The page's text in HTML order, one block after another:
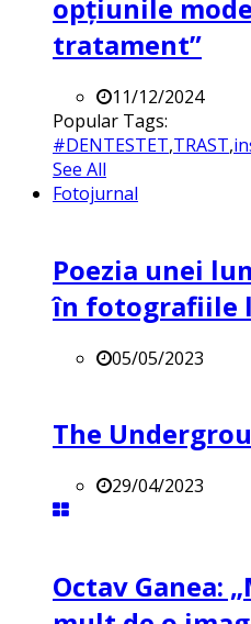
opțiunile
tratament”
11/12/2024
Popular Tags:
#DENTESTET,TRAST,
See All
Fotojurnal
Poezia unei
în fotografiile
05/05/2023
The
29/04/2023
Octav Ganea: